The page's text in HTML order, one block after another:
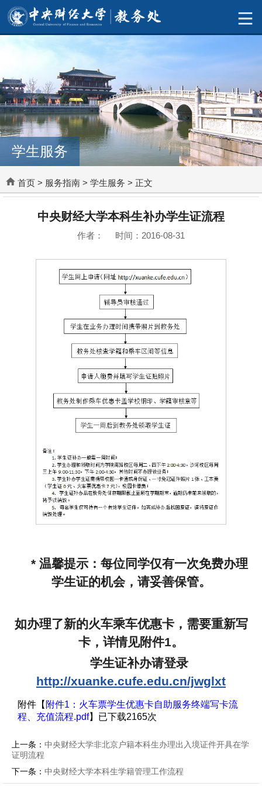
学生服务
首页 > 服务指南 > 学生服务 > 正文
中央财经大学本科生补办学生证流程
作者： 时间：2016-08-31
* 温馨提示：每位同学仅有一次免费办理
学生证的机会，请妥善保管。
如办理了新的火车乘车优惠卡，需要重新写
卡，详情见附件1。
学生证补办请登录
http://xuanke.cufe.edu.cn/jwglxt
附件【 附件1：火车票学生优惠卡自助服务终端写卡流
程、充值流程.pdf】已下载2165次
上一条： 中央财经大学非北京户籍本科生办理出入境证件开具在学
证明流程
下一条： 中央财经大学本科生学籍管理工作流程